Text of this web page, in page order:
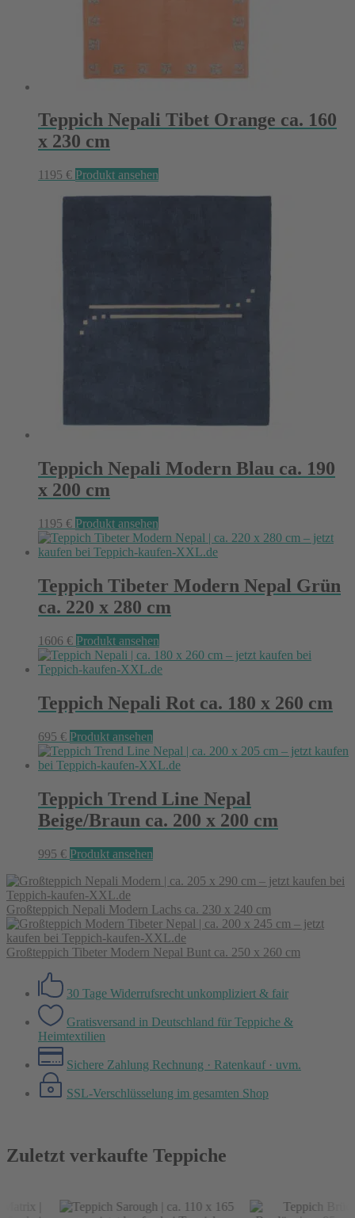
Teppich Nepali Tibet Orange ca. 160
x 230 cm
1195 € Produkt ansehen
Teppich Nepali Modern Blau ca. 190
x 200 cm
1195 € Produkt ansehen
Teppich Tibeter Modern Nepal Grün
ca. 220 x 280 cm
1606 € Produkt ansehen
Teppich Nepali Rot ca. 180 x 260 cm
695 € Produkt ansehen
Teppich Trend Line Nepal
Beige/Braun ca. 200 x 200 cm
995 € Produkt ansehen
Großteppich Nepali Modern Lachs ca. 230 x 240 cm
Großteppich Tibeter Modern Nepal Bunt ca. 250 x 260 cm
30 Tage Widerrufsrecht unkompliziert & fair
Gratisversand in Deutschland für Teppiche &
Heimtextilien
Sichere Zahlung Rechnung · Ratenkauf · uvm.
SSL-Verschlüsselung im gesamten Shop
Zuletzt verkaufte Teppiche